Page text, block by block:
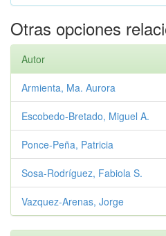
Otras opciones
Autor
Armienta, Ma. Aurora
Escobedo-Bretado, Miguel A.
Ponce-Peña, Patricia
Sosa-Rodríguez, Fabiola S.
Vazquez-Arenas, Jorge